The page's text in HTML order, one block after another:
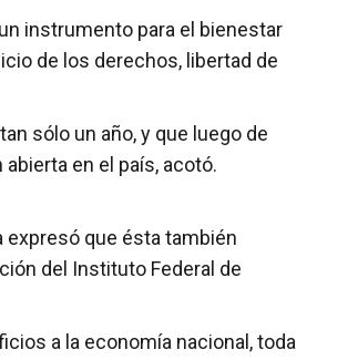
instrumento para el bienestar
de los derechos, libertad de
sólo un año, y que luego de
en el país, acotó.
que ésta también
del Instituto Federal de
a la economía nacional, toda